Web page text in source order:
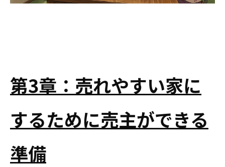
第3章：売れやすい家に
するために売主ができる
準備